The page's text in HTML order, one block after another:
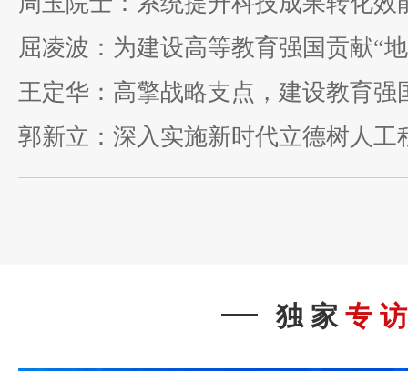
屈凌波：为建设高等教育强国贡献“
王定华：高擎战略支点，建设教育强
独 家 专 访